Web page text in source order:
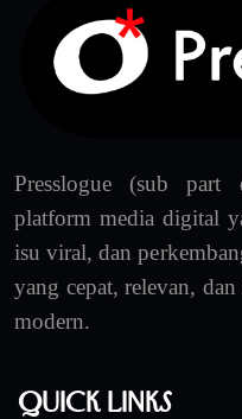
Presslogue (sub part
platform media digital
isu viral, dan
yang cepat, relevan,
modern.
Quick Links